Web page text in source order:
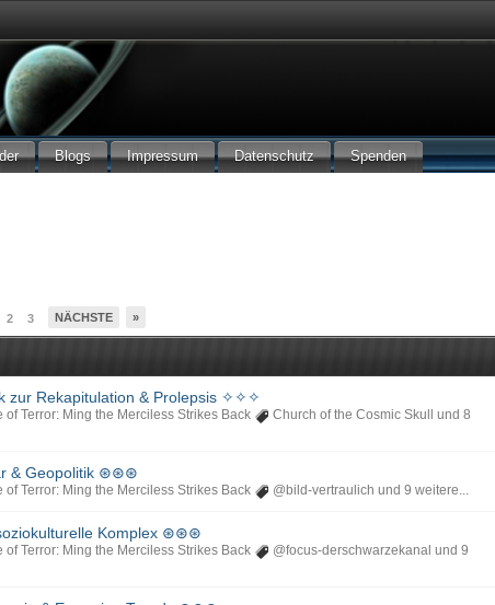
Blogs Impressum Datenschutz Spenden
2 3 NÄCHSTE »
Rekapitulation & Prolepsis ✧✧✧
of Terror: Ming the Merciless Strikes Back Church of the Cosmic Skull
und 8
& Geopolitik ⊛⊛⊛
of Terror: Ming the Merciless Strikes Back @bild-vertraulich und 9 weitere...
Komplex ⊛⊛⊛
of Terror: Ming the Merciless Strikes Back @focus-derschwarzekanal und 9